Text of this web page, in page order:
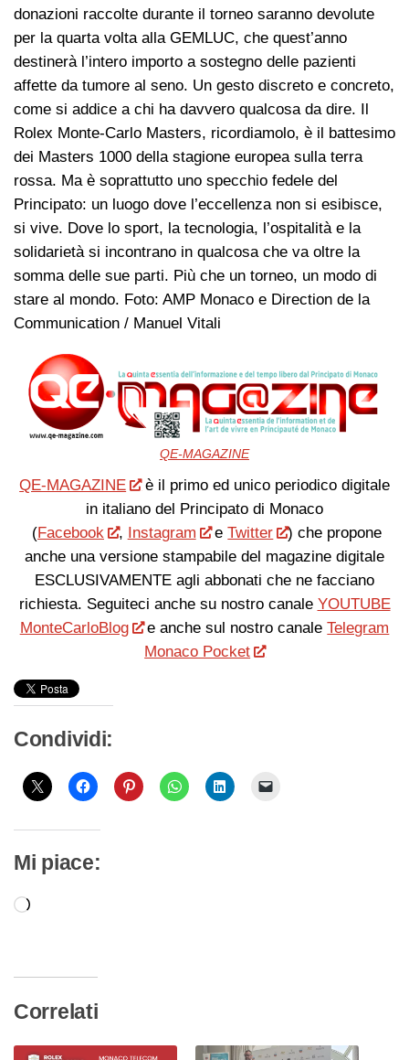
donazioni raccolte durante il torneo saranno devolute
per la quarta volta alla GEMLUC, che quest’anno
destinerà l’intero importo a sostegno delle pazienti
affette da tumore al seno. Un gesto discreto e concreto,
come si addice a chi ha davvero qualcosa da dire. Il
Rolex Monte-Carlo Masters, ricordiamolo, è il battesimo
dei Masters 1000 della stagione europea sulla terra
rossa. Ma è soprattutto uno specchio fedele del
Principato: un luogo dove l’eccellenza non si esibisce,
si vive. Dove lo sport, la tecnologia, l’ospitalità e la
solidarietà si incontrano in qualcosa che va oltre la
somma delle sue parti. Più che un torneo, un modo di
stare al mondo. Foto: AMP Monaco e Direction de la
Communication / Manuel Vitali
QE-MAGAZINE
QE-MAGAZINE
è il primo ed unico periodico digitale
in italiano del Principato di Monaco
(Facebook , Instagram eTwitter
) che propone
anche una versione stampabile del magazine digitale
ESCLUSIVAMENTE agli abbonati che ne facciano
richiesta. Seguiteci anche su nostro canale YOUTUBE
MonteCarloBlog
e anche sul nostro canaleTelegram
Monaco Pocket
Condividi:
Mi piace:
Caricamento
Correlati